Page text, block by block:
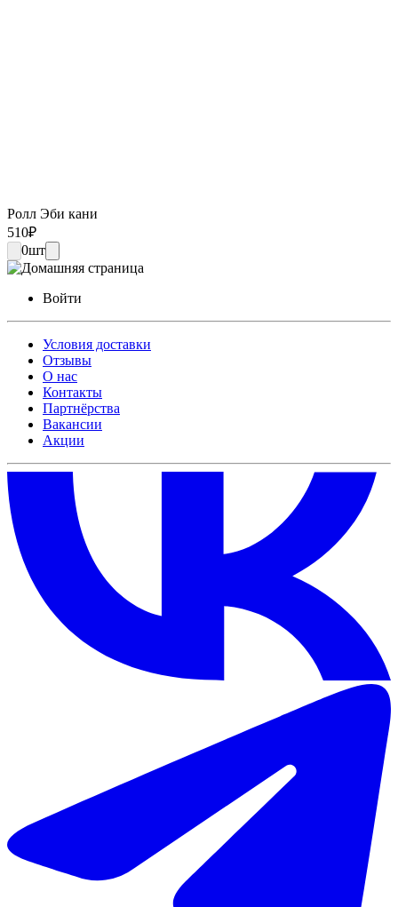
Ролл Эби кани
510₽
0шт
Войти
Условия доставки
Отзывы
О нас
Контакты
Партнёрства
Вакансии
Акции